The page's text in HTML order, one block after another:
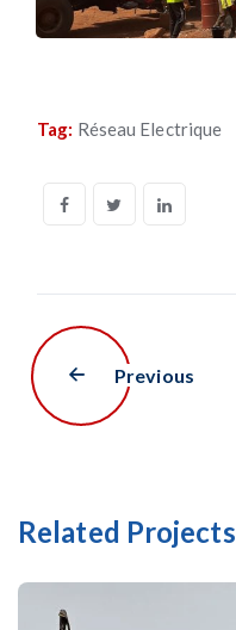
Tag: Réseau Electrique
Previous
Related Projects